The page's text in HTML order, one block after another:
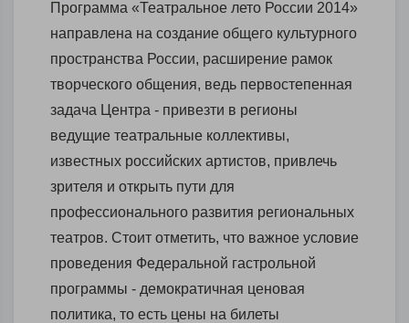
Программа «Театральное лето России 2014»
направлена на создание общего культурного
пространства России, расширение рамок
творческого общения, ведь первостепенная
задача Центра - привезти в регионы
ведущие театральные коллективы,
известных российских артистов, привлечь
зрителя и открыть пути для
профессионального развития региональных
театров. Стоит отметить, что важное условие
проведения Федеральной гастрольной
программы - демократичная ценовая
политика, то есть цены на билеты